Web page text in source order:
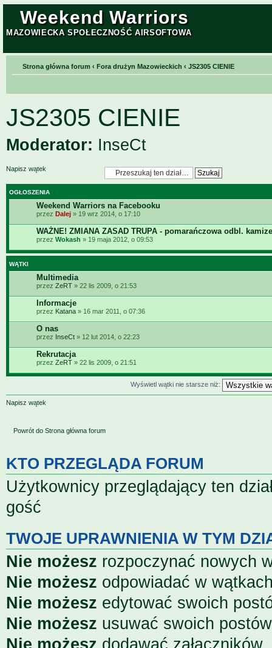
Weekend Warriors
MAZOWIECKA SPOŁECZNOŚĆ AIRSOFTOWA
Strona główna forum ‹ Fora drużyn Mazowieckich ‹ JS2305 CIENIE
JS2305 CIENIE
Moderator: InseCt
Napisz wątek
OGŁOSZENIA
Weekend Warriors na Facebooku
przez Dalej » 19 wrz 2014, o 17:10
WAŻNE! ZMIANA ZASAD TRUPA - pomarańczowa odbl.
przez Wokash » 19 maja 2012, o 09:53
WĄTKI
Multimedia
przez ZeRT » 22 lis 2009, o 21:53
Informacje
przez Katana » 16 mar 2011, o 07:36
O nas
przez InseCt » 12 lut 2014, o 22:23
Rekrutacja
przez ZeRT » 22 lis 2009, o 21:51
Wyświetl wątki nie starsze niż:
Napisz wątek
Powrót do Strona główna forum
KTO PRZEGLĄDA FORUM
Użytkownicy przeglądający ten
gość
TWOJE UPRAWNIENIA W TYM
Nie możesz rozpoczynać nowych
Nie możesz odpowiadać w
Nie możesz edytować swoich
Nie możesz usuwać swoich postów
Nie możesz dodawać załączników